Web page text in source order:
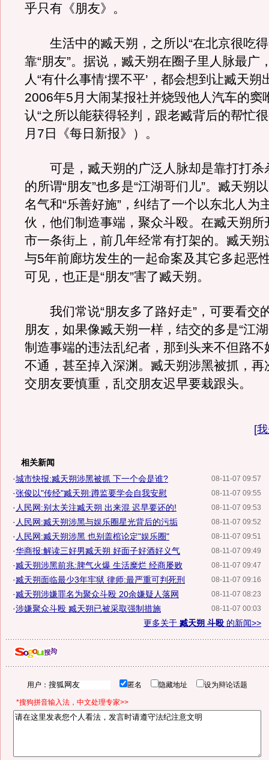
乎只有《朋友》。
生活中的臧天朔，之所以“在北京很吃得
靠“朋友”。据说，臧天朔在圈子里人脉最广
人“有什么事情‘摆不平’，都会想到让臧天朔
2006年5月大闹某报社并烧毁他人汽车的窦
认“之所以能获得轻判，跟老臧背后的帮忙
月7日《每日新报》）。
可是，臧天朔的广泛人脉却是靠打打杀
的所谓“朋友”也多是“江湖哥们儿”。臧天朔
名气和“乐善好施”，纠结了一个以东北人为
伙，他们制造事端，聚众斗殴。在臧天朔所
市一条街上，前几年经常有打架的。臧天朔
与5年前廊坊发生的一起命案及其它多起恶
可见，也正是“朋友”害了臧天朔。
我们常说“朋友多了路好走”，可要看交
朋友，如果像臧天朔一样，结交的多是“江
制造事端的违法乱纪者，那到头来不但路不
不通，甚至掉入深渊。臧天朔涉黑被抓，再
交朋友要慎重，乱交朋友迟早要栽跟头。
[
相关新闻
08-11-07 09:57
·城市快报:臧天朔涉黑被抓 下一个会是谁?
08-11-07 09:55
·张俊以"传经"臧天朔:蹲监要学会自我安慰
08-11-07 09:53
· 人民网:别太关注臧天朔 出来混 迟早要还的!
08-11-07 09:52
· 人民网:臧天朔涉黑与娱乐圈星光背后的污垢
08-11-07 09:51
· 人民网:臧天朔涉黑 也别盖棺论定"娱乐圈"
08-11-07 09:49
·华商报:解读三好男臧天朔 好面子好酒好义气
08-11-07 09:47
·臧天朔涉黑前兆:脾气火爆 生活糜烂 经商屡败
08-11-07 09:16
·臧天朔面临最少3年牢狱 律师:最严重可判死刑
08-11-07 08:23
·臧天朔涉嫌罪名为聚众斗殴 20余嫌疑人落网
08-11-07 00:03
·涉嫌聚众斗殴 臧天朔已被采取强制措施
更多关于 臧天朔 斗殴 的新闻>>
用户： 匿名 隐藏地址 设为辩论话题
*搜狗拼音输入法，中文处理专家>>